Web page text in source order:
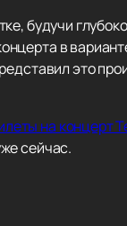
будучи
в
это
на концерт
сейчас.